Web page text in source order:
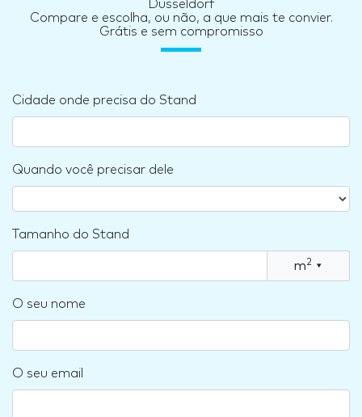
Düsseldorf
Compare e escolha, ou não, a que mais te convier.
Grátis e sem compromisso
Cidade onde precisa do Stand
Quando você precisar dele
Tamanho do Stand
m2 ▾
O seu nome
O seu email